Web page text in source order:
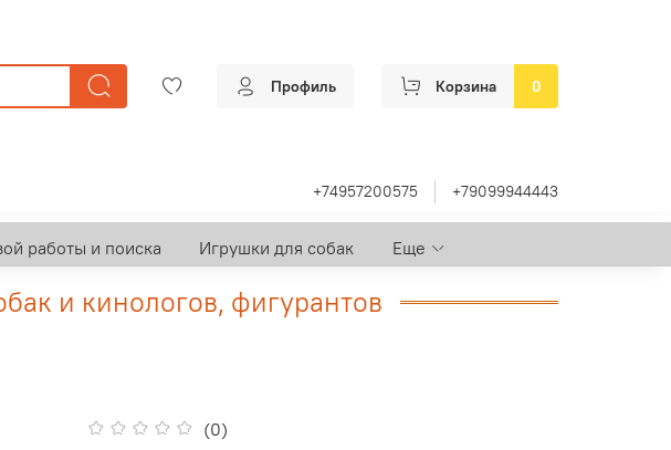
Профиль Корзина 0
+74957200575 +79099944443
работы и поиска Игрушки для собак Еще
и кинологов, фигурантов
(0)